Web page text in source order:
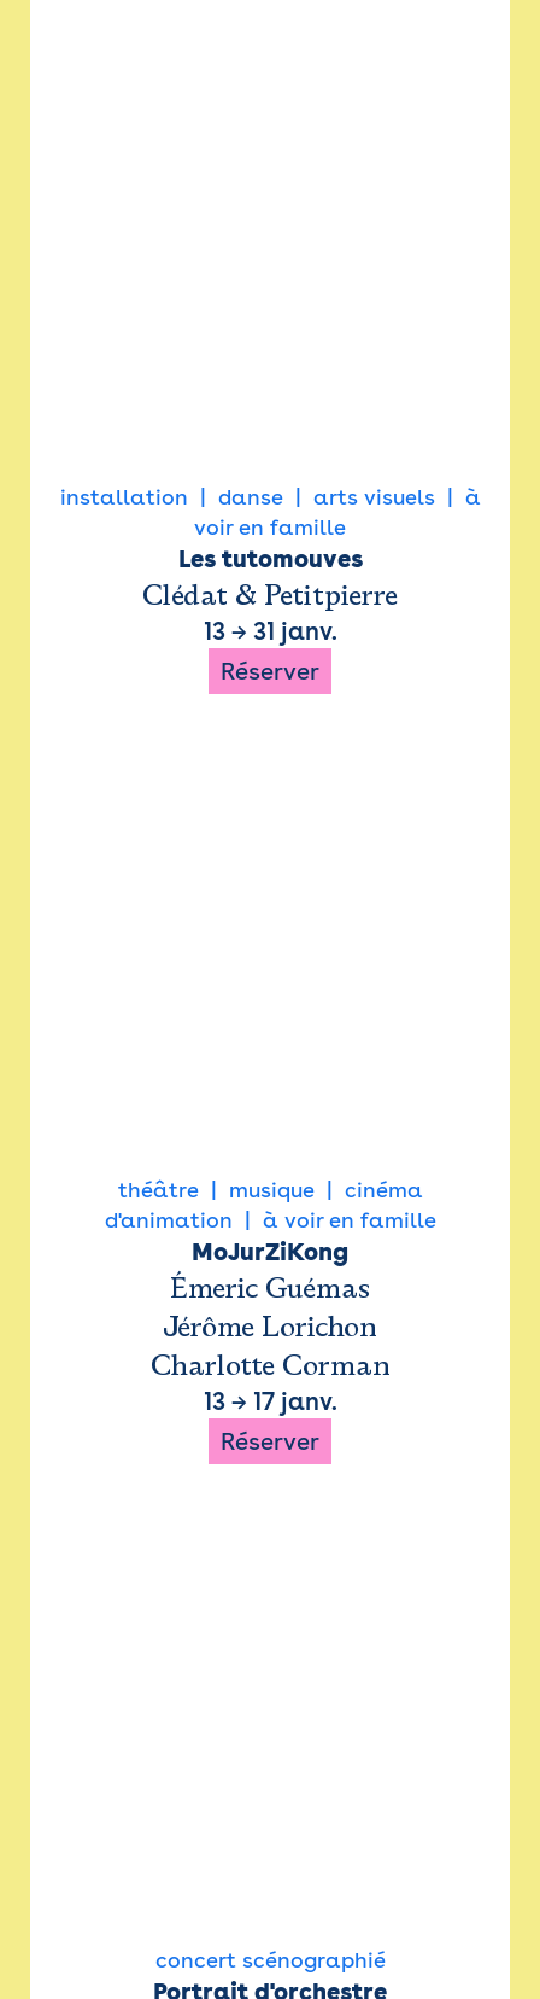
installation danse arts visuels
à
voir en famille
Les tutomouves
Clédat & Petitpierre
13→ 31 janv.
Réserver
théâtre musique
cinéma
d'animation
à voir en famille
MoJurZiKong
Émeric Guémas
Jérôme Lorichon
Charlotte Corman
13→ 17 janv.
Réserver
concert scénographié
Portrait d'orchestre